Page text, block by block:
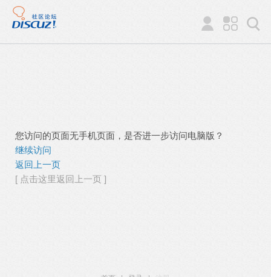
您访问的页面无手机页面，是否进一步访问电脑版？
继续访问
返回上一页
[ 点击这里返回上一页 ]